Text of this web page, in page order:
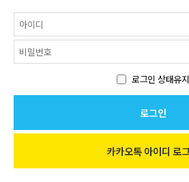
로그인 상태유지